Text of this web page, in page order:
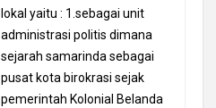
lokal yaitu : 1.sebagai unit
administrasi politis dimana
sejarah samarinda sebagai
pusat kota birokrasi sejak
pemerintah Kolonial Belanda